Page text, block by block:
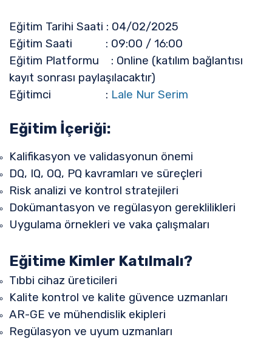
Eğitim Tarihi Saati : 04/02/2025
Eğitim Saati : 09:00 / 16:00
Eğitim Platformu : Online (katılım bağlantısı
kayıt sonrası paylaşılacaktır)
Eğitimci : Lale Nur Serim
Eğitim İçeriği:
Kalifikasyon ve validasyonun önemi
DQ, IQ, OQ, PQ kavramları ve süreçleri
Risk analizi ve kontrol stratejileri
Dokümantasyon ve regülasyon gereklilikleri
Uygulama örnekleri ve vaka çalışmaları
Eğitime Kimler Katılmalı?
Tıbbi cihaz üreticileri
Kalite kontrol ve kalite güvence uzmanları
AR-GE ve mühendislik ekipleri
Regülasyon ve uyum uzmanları